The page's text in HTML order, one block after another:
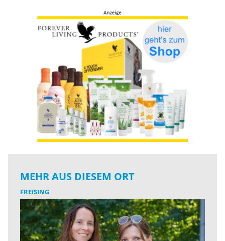
MEHR AUS DIESEM ORT
FREISING